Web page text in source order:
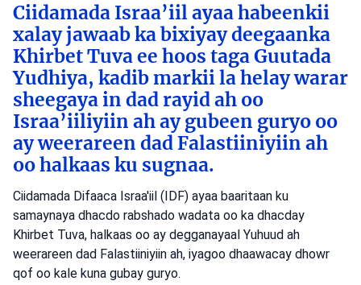
Ciidamada Israa’iil ayaa habeenkii
xalay jawaab ka bixiyay deegaanka
Khirbet Tuva ee hoos taga Guutada
Yudhiya, kadib markii la helay warar
sheegaya in dad rayid ah oo
Israa’iiliyiin ah ay gubeen guryo oo
ay weerareen dad Falastiiniyiin ah
oo halkaas ku sugnaa.
Ciidamada Difaaca Israa'iil (IDF) ayaa baaritaan ku
samaynaya dhacdo rabshado wadata oo ka dhacday
Khirbet Tuva, halkaas oo ay degganayaal Yuhuud ah
weerareen dad Falastiiniyiin ah, iyagoo dhaawacay dhowr
qof oo kale kuna gubay guryo.